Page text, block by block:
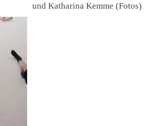
und Katharina Kemme (Fotos)